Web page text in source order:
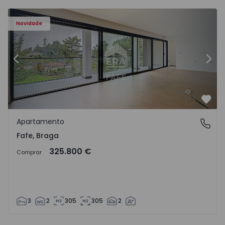
Novidade
Anterior
Fafe, Braga
Apartamento
Fafe, Braga
Comprar 325.800 €
3 2 305 305 2